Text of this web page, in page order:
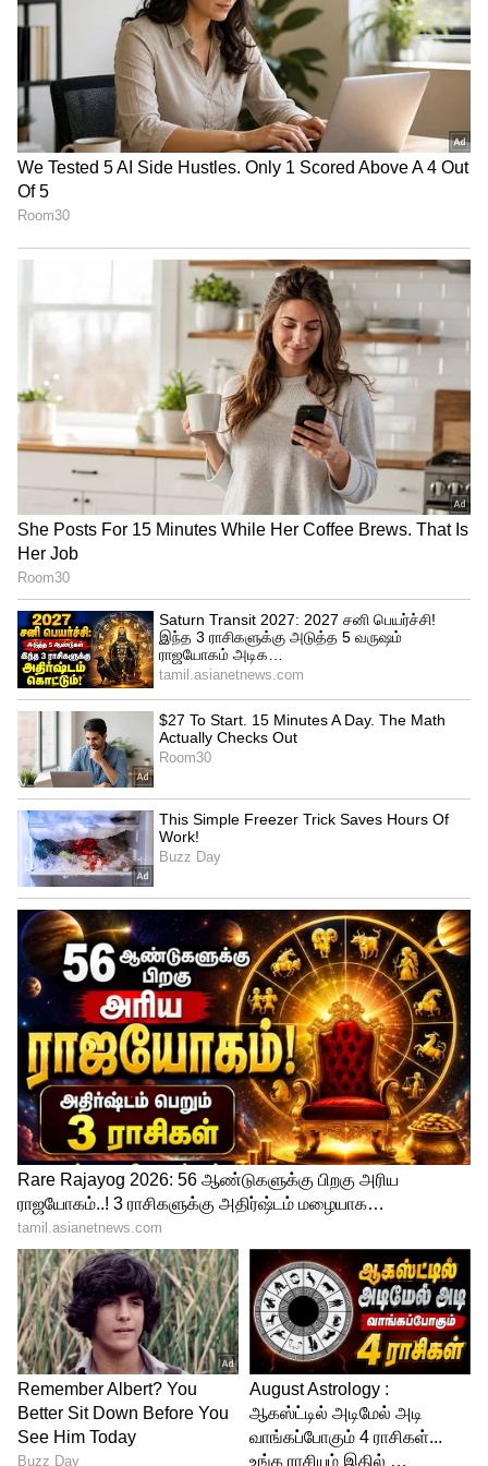
இதையும் படியுங்கள்:மரத்தில் துணியை
சுற்றி வைத்தால் கூட அண்ணார்ந்து
பார்ப்பவர் ஜெயக்குமார்.. பங்கமாய்
கலாய்த்த கோவை செல்வராஜ்..!
மின்பழுது நீக்கம், பராமரிப்பு,
கண்காணிப்பு, புதிய மின்மாற்றிகள்
நிறுவுதல், மற்றும் தெரு விளக்குகள்
பராமரிப்பு ஆகிய பணிகளில் அதிக
அளவில் ஒப்பந்தத் தொழிலாளர்கள்தான்
மேற்கொண்டு வருகின்றனர். அத்தகைய
கடினமான உடல் உழைப்பு பணிகளை
மேற்கொள்ளும்போது அதிகமான
விபத்துக்களிலும் சிக்கிக்கொள்கின்றனர்.
தற்காலிக ஊழியர்கள் என்பதால் விபத்து
காப்பீடும் இல்லாததால் உரிய இழப்பீடும்
பெறமுடியாதவர்களாய் துயருறுகின்றனர்.